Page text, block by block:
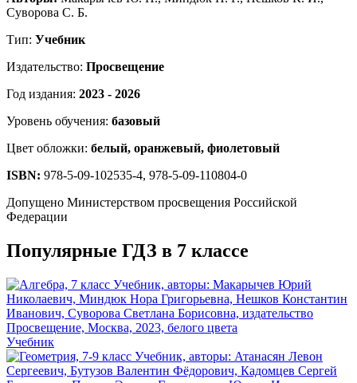
Суворова С. Б.
Тип: Учебник
Издательство: Просвещение
Год издания: 2023 - 2026
Уровень обучения: базовый
Цвет обложки: белый, оранжевый, фиолетовый
ISBN: 978-5-09-102535-4, 978-5-09-110804-0
Допущено Министерством просвещения Российской
Федерации
Популярные ГДЗ в 7 классе
Учебник